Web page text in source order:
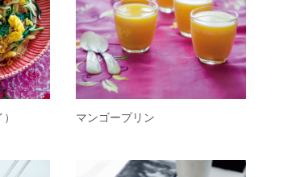
マンゴープリン